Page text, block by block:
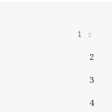
1
2
3
4